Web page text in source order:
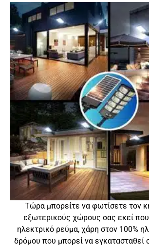
Τώρα μπορείτε να φωτίσετε τον
εξωτερικούς χώρους σας εκεί
ηλεκτρικό ρεύμα, χάρη στον 100%
δρόμου που μπορεί να εγκατασταθεί